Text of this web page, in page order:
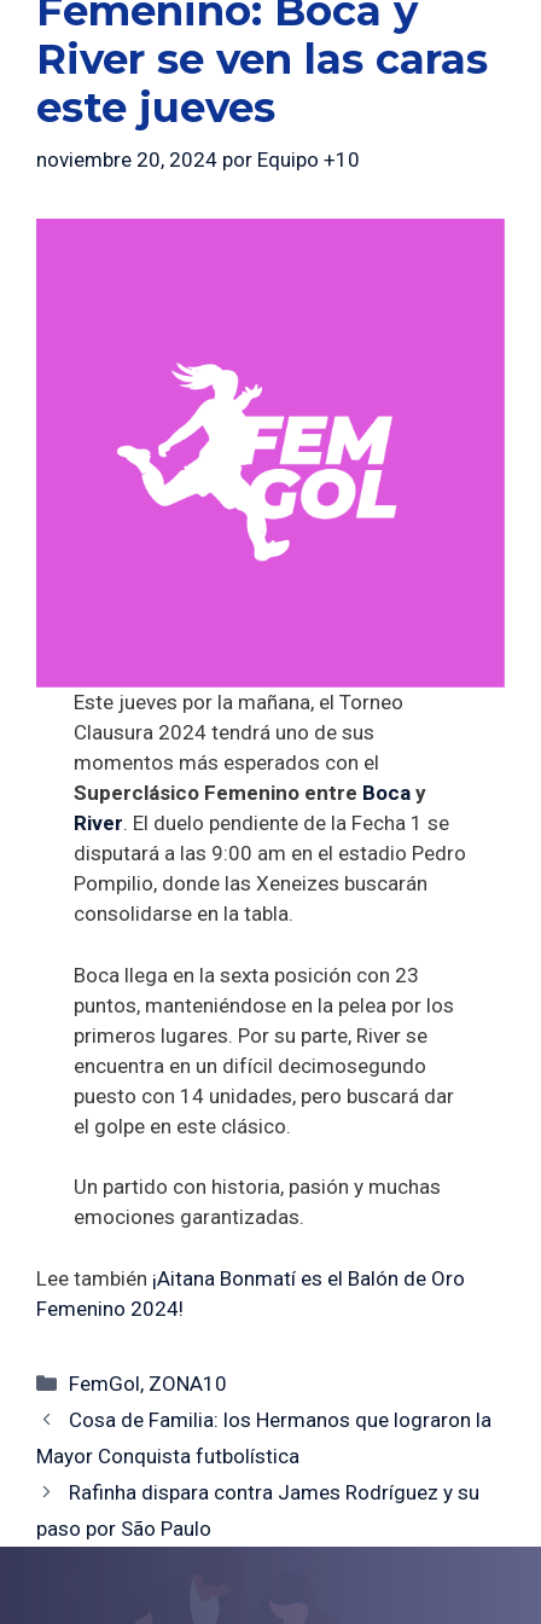
Femenino: Boca y
River se ven las caras
este jueves
noviembre 20, 2024 por Equipo +10
Este jueves por la mañana, el Torneo
Clausura 2024 tendrá uno de sus
momentos más esperados con el
Superclásico Femenino entre Boca y
River. El duelo pendiente de la Fecha 1 se
disputará a las 9:00 am en el estadio Pedro
Pompilio, donde las Xeneizes buscarán
consolidarse en la tabla.
Boca llega en la sexta posición con 23
puntos, manteniéndose en la pelea por los
primeros lugares. Por su parte, River se
encuentra en un difícil decimosegundo
puesto con 14 unidades, pero buscará dar
el golpe en este clásico.
Un partido con historia, pasión y muchas
emociones garantizadas.
Lee también ¡Aitana Bonmatí es el Balón de Oro
Femenino 2024!
Categorías
FemGol, ZONA10
Cosa de Familia: los Hermanos que lograron la
Mayor Conquista futbolística
Rafinha dispara contra James Rodríguez y su
paso por São Paulo